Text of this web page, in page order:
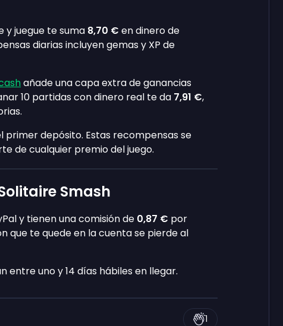
y juegue te suma 8,70 € en dinero de
diarias incluyen gemas y XP de
añade una capa extra de ganancias
10 partidas con dinero real te da 7,91 €,
depósito. Estas recompensas se
de cualquier premio del juego.
Smash
y tienen una comisión de 0,87 € por
que te quede en la cuenta se pierde al
uno y 14 días hábiles en llegar.
1